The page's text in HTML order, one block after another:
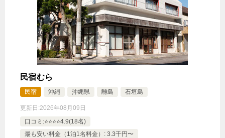
11,800円
じゃらんで確認する
民宿むら
民宿 沖縄 沖縄県 離島 石垣島
更新日:2026年08月09日
口コミ:⭐️⭐️⭐️⭐️4.9(18名)
最も安い料金（1泊1名料金）: 3.3千円〜